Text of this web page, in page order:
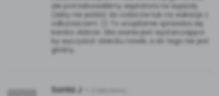
ale potrzebowaliśmy aspiratora na wyjazdy
(żeby nie jeździć do rodziców lub na wakacje z
odkurzaczem :)) To urządzenie sprawdza się
bardzo dobrze. Siła ssania jest wystarczająca
by wyczyścić dziecku nosek, a do tego nie jest
głośny.
Sonia J